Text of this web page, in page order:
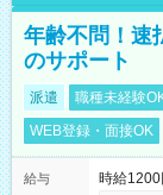
年齢不問！速
のサポート
派遣 職種未経験
WEB登録・面接OK
給与
時給1200